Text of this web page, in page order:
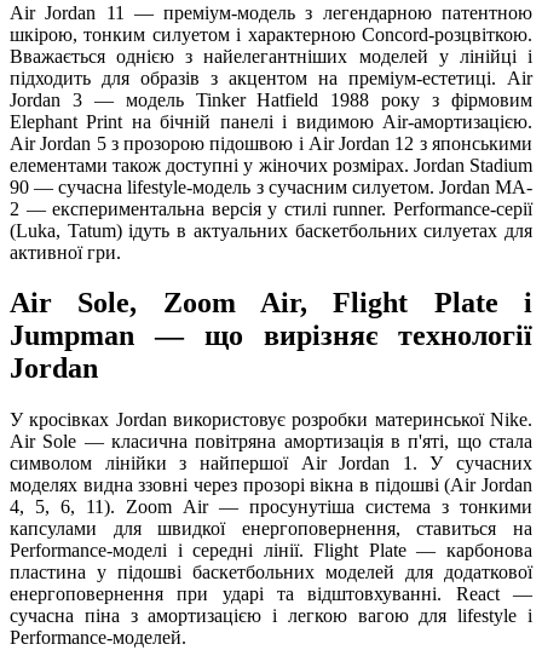
Air Jordan 11 — преміум-модель з легендарною патентною
шкірою, тонким силуетом і характерною Concord-розцвіткою.
Вважається однією з найелегантніших моделей у лінійці і
підходить для образів з акцентом на преміум-естетиці. Air
Jordan 3 — модель Tinker Hatfield 1988 року з фірмовим
Elephant Print на бічній панелі і видимою Air-амортизацією.
Air Jordan 5 з прозорою підошвою і Air Jordan 12 з японськими
елементами також доступні у жіночих розмірах. Jordan Stadium
90 — сучасна lifestyle-модель з сучасним силуетом. Jordan MA-
2 — експериментальна версія у стилі runner. Performance-серії
(Luka, Tatum) ідуть в актуальних баскетбольних силуетах для
активної гри.
Air Sole, Zoom Air, Flight Plate і
Jumpman — що вирізняє технології
Jordan
У кросівках Jordan використовує розробки материнської Nike.
Air Sole — класична повітряна амортизація в п'яті, що стала
символом лінійки з найпершої Air Jordan 1. У сучасних
моделях видна ззовні через прозорі вікна в підошві (Air Jordan
4, 5, 6, 11). Zoom Air — просунутіша система з тонкими
капсулами для швидкої енергоповернення, ставиться на
Performance-моделі і середні лінії. Flight Plate — карбонова
пластина у підошві баскетбольних моделей для додаткової
енергоповернення при ударі та відштовхуванні. React —
сучасна піна з амортизацією і легкою вагою для lifestyle і
Performance-моделей.